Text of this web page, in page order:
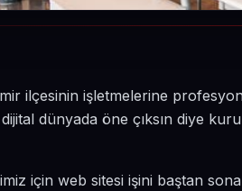
ilçesinin işletmelerine
dünyada öne çıksın diye
için web sitesi işini baştan